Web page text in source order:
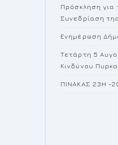
Πρόσκληση για
Συνεδρίαση
Ενημέρωση
Τετάρτη 5
Κινδύνου
ΠΙΝΑΚΑΣ 23H -